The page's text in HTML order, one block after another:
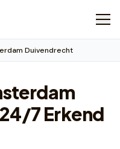
Duivendrecht
7 Erkend